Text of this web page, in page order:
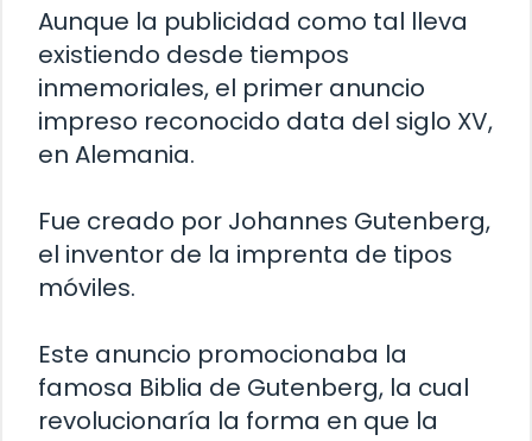
Aunque la publicidad como tal lleva
existiendo desde tiempos
inmemoriales, el primer anuncio
impreso reconocido data del siglo XV,
en Alemania.
Fue creado por Johannes Gutenberg,
el inventor de la imprenta de tipos
móviles.
Este anuncio promocionaba la
famosa Biblia de Gutenberg, la cual
revolucionaría la forma en que la